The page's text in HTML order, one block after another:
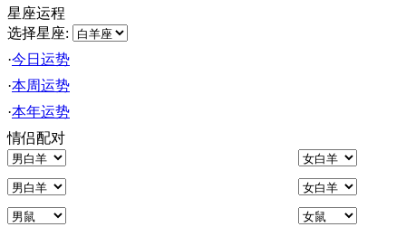
星座运程
选择星座:
·今日运势
·本周运势
·本年运势
情侣配对